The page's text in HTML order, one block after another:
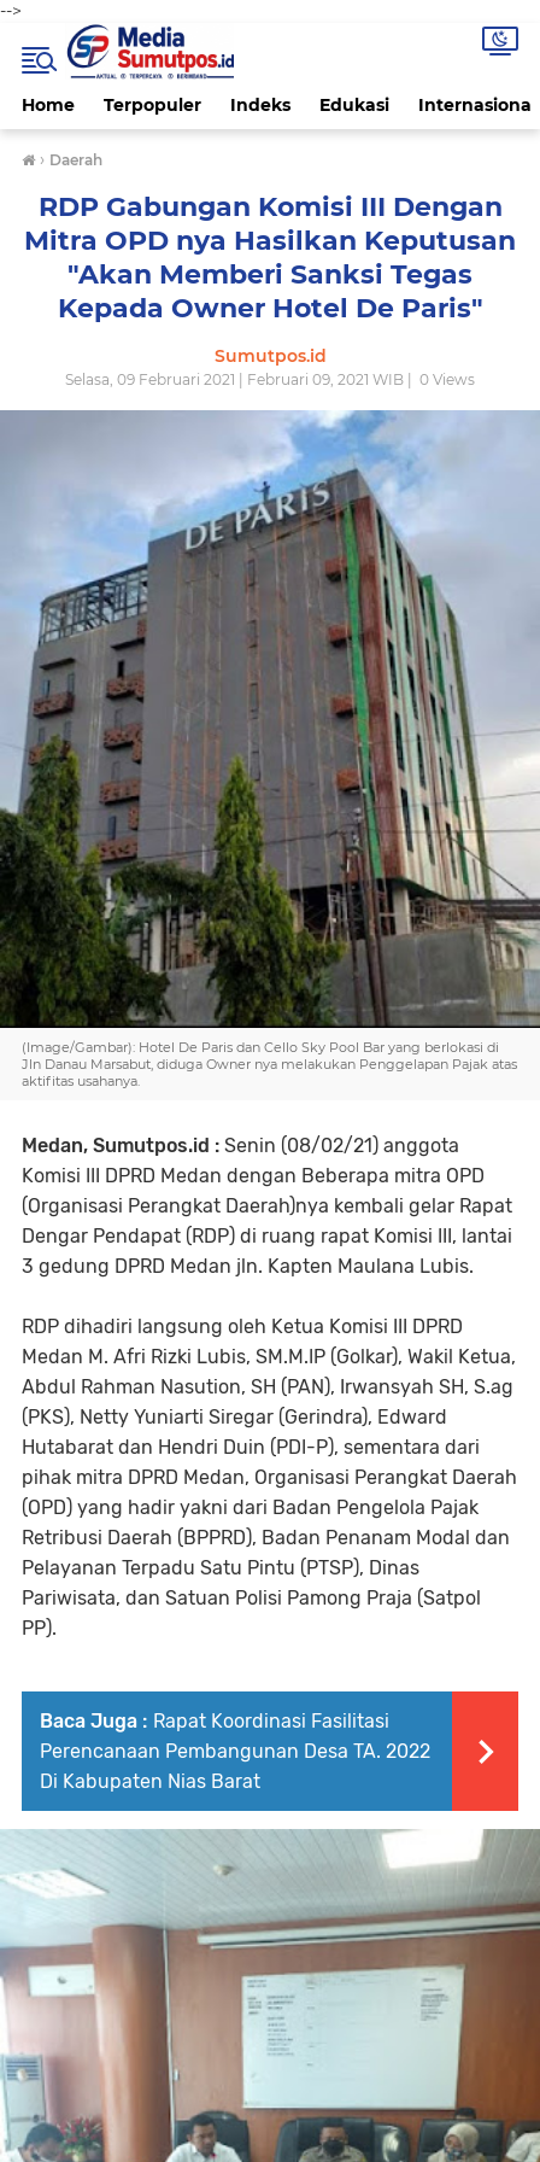
-->
Home Terpopuler Indeks Edukasi Internasional
› Daerah
RDP Gabungan Komisi III Dengan
Mitra OPD nya Hasilkan Keputusan
"Akan Memberi Sanksi Tegas
Kepada Owner Hotel De Paris"
Sumutpos.id
Selasa, 09 Februari 2021 | Februari 09, 2021 WIB | 0 Views
(Image/Gambar): Hotel De Paris dan Cello Sky Pool Bar yang berlokasi di
Jln Danau Marsabut, diduga Owner nya melakukan Penggelapan Pajak atas
aktifitas usahanya.
Medan, Sumutpos.id : Senin (08/02/21) anggota
Komisi III DPRD Medan dengan Beberapa mitra OPD
(Organisasi Perangkat Daerah)nya kembali gelar Rapat
Dengar Pendapat (RDP) di ruang rapat Komisi III, lantai
3 gedung DPRD Medan jln. Kapten Maulana Lubis.
RDP dihadiri langsung oleh Ketua Komisi III DPRD
Medan M. Afri Rizki Lubis, SM.M.IP (Golkar), Wakil Ketua,
Abdul Rahman Nasution, SH (PAN), Irwansyah SH, S.ag
(PKS), Netty Yuniarti Siregar (Gerindra), Edward
Hutabarat dan Hendri Duin (PDI-P), sementara dari
pihak mitra DPRD Medan, Organisasi Perangkat Daerah
(OPD) yang hadir yakni dari Badan Pengelola Pajak
Retribusi Daerah (BPPRD), Badan Penanam Modal dan
Pelayanan Terpadu Satu Pintu (PTSP), Dinas
Pariwisata, dan Satuan Polisi Pamong Praja (Satpol
PP).
Baca Juga : Rapat Koordinasi Fasilitasi
Perencanaan Pembangunan Desa TA. 2022
Di Kabupaten Nias Barat